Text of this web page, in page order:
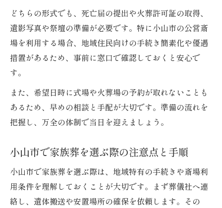
どちらの形式でも、死亡届の提出や火葬許可証の取得、
遺影写真や祭壇の準備が必要です。特に小山市の公営斎
場を利用する場合、地域住民向けの手続き簡素化や優遇
措置があるため、事前に窓口で確認しておくと安心で
す。
また、希望日時に式場や火葬場の予約が取れないことも
あるため、早めの相談と手配が大切です。準備の流れを
把握し、万全の体制で当日を迎えましょう。
小山市で家族葬を選ぶ際の注意点と手順
小山市で家族葬を選ぶ際は、地域特有の手続きや斎場利
用条件を理解しておくことが大切です。まず葬儀社へ連
絡し、遺体搬送や安置場所の確保を依頼します。その